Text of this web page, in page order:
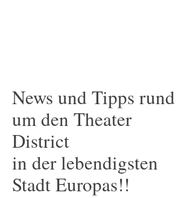
News und Tipps rund
um den Theater
District
in der lebendigsten
Stadt Europas!!